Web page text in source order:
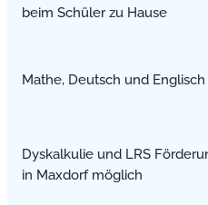
beim Schüler zu Hause
Mathe, Deutsch und
Dyskalkulie und LRS
in Maxdorf möglich